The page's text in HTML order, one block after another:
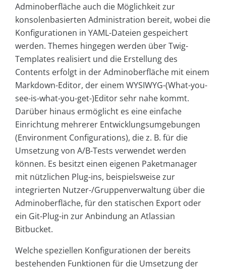
Adminoberfläche auch die Möglichkeit zur
konsolenbasierten Administration bereit, wobei die
Konfigurationen in YAML-Dateien gespeichert
werden. Themes hingegen werden über Twig-
Templates realisiert und die Erstellung des
Contents erfolgt in der Adminoberfläche mit einem
Markdown-Editor, der einem WYSIWYG-(What-you-
see-is-what-you-get-)Editor sehr nahe kommt.
Darüber hinaus ermöglicht es eine einfache
Einrichtung mehrerer Entwicklungsumgebungen
(Environment Configurations), die z. B. für die
Umsetzung von A/B-Tests verwendet werden
können. Es besitzt einen eigenen Paketmanager
mit nützlichen Plug-ins, beispielsweise zur
integrierten Nutzer-/Gruppenverwaltung über die
Adminoberfläche, für den statischen Export oder
ein Git-Plug-in zur Anbindung an Atlassian
Bitbucket.
Welche speziellen Konfigurationen der bereits
bestehenden Funktionen für die Umsetzung der